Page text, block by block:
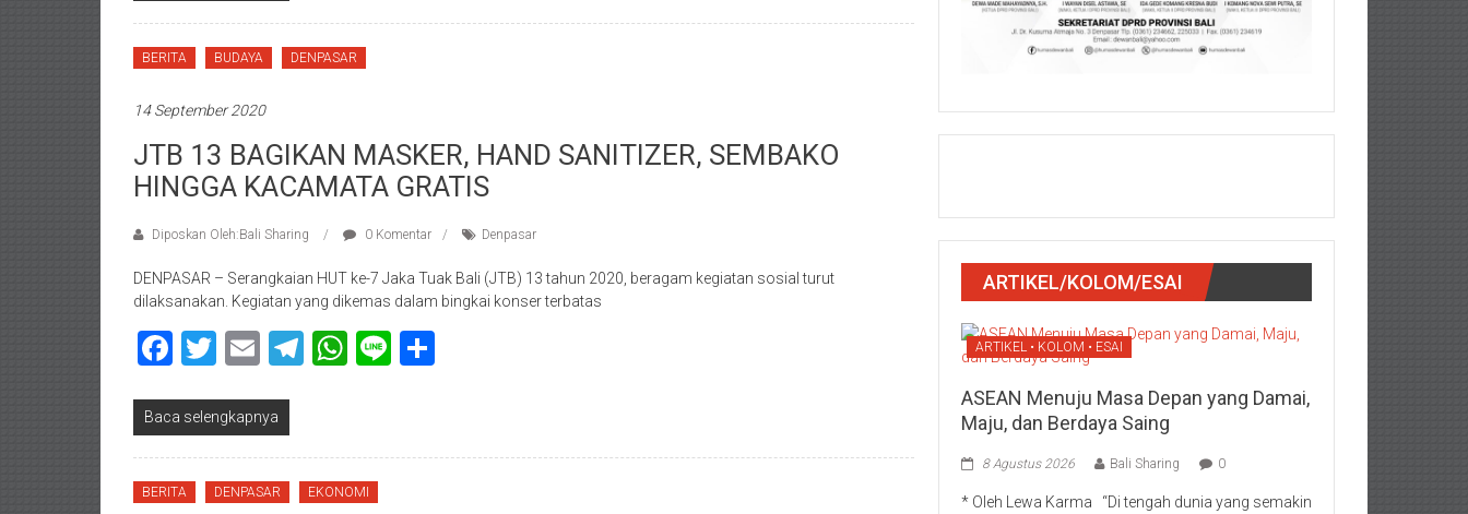
BERITA BUDAYA DENPASAR
14 September 2020
JTB 13 BAGIKAN MASKER, HAND SANITIZER, SEMBAKO
HINGGA KACAMATA GRATIS
Diposkan Oleh:Bali Sharing 0 Komentar Denpasar
DENPASAR – Serangkaian HUT ke-7 Jaka Tuak Bali (JTB) 13 tahun 2020, beragam kegiatan sosial turut
dilaksanakan. Kegiatan yang dikemas dalam bingkai konser terbatas
Facebook
Twitter
EmailTelegram
WhatsApp
Line
Baca selengkapnya
BERITA DENPASAR EKONOMI
ARTIKEL/KOLOM/ESAI
ARTIKEL • KOLOM • ESAI
ASEAN Menuju Masa Depan yang Damai,
Maju, dan Berdaya Saing
8 Agustus 2026 Bali Sharing 0
* Oleh Lewa Karma “Di tengah dunia yang semakin